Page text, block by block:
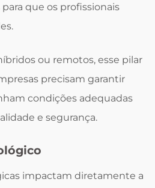
que os profissionais
ou remotos, esse pilar
precisam garantir
condições adequadas
e segurança.
impactam diretamente a